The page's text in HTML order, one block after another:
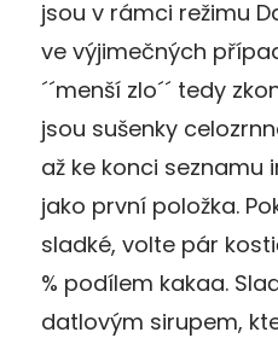
jsou v rámci režimu
ve výjimečných
´´menší zlo´´ tedy
jsou sušenky
až ke konci seznamu
jako první položka.
sladké, volte pár
% podílem kakaa.
datlovým sirupem,